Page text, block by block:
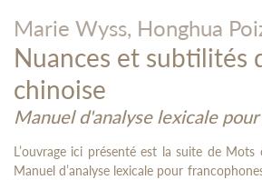
Marie Wyss, Honghua
Nuances et subtilités
chinoise
Manuel d'analyse lexicale
L’ouvrage ici présenté est la suite de
Manuel d’analyse lexicale pour